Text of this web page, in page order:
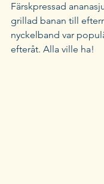
Färskpressad
grillad banan till
nyckelband var
efteråt. Alla ville ha!